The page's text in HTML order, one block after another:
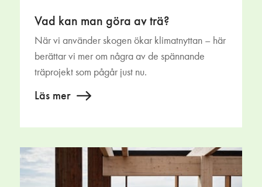
Vad kan man göra av trä?
När vi använder skogen ökar klimatnyttan – här
berättar vi mer om några av de spännande
träprojekt som pågår just nu.
Läs mer